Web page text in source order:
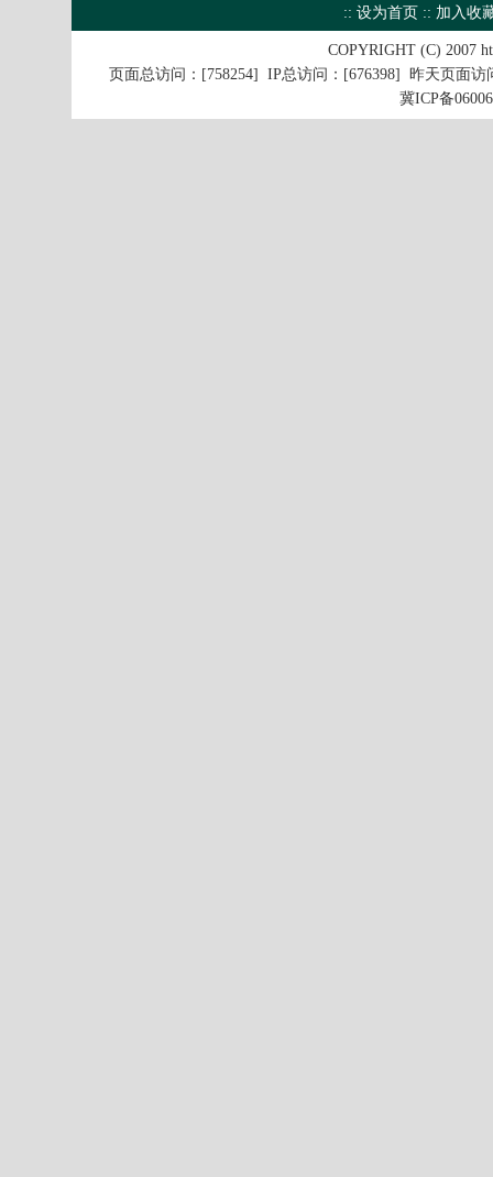
:: 设为首页 :: 加入收
COPYRIGHT (C) 2007
页面总访问：[758254] IP总访问：[676398] 昨天页面
冀ICP备